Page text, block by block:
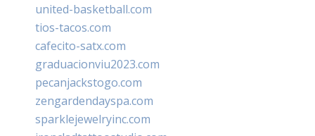
united-basketball.com
tios-tacos.com
cafecito-satx.com
graduacionviu2023.com
pecanjackstogo.com
zengardendayspa.com
sparklejewelryinc.com